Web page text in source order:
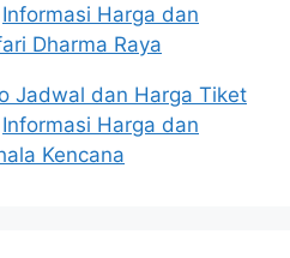
Informasi Harga dan
Dharma Raya
Jadwal dan Harga Tiket
Informasi Harga dan
Kencana